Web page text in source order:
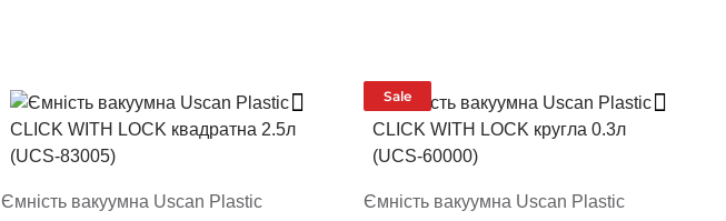
Ємність вакуумна Uscan Plastic
Sale
Ємність вакуумна Uscan Plastic